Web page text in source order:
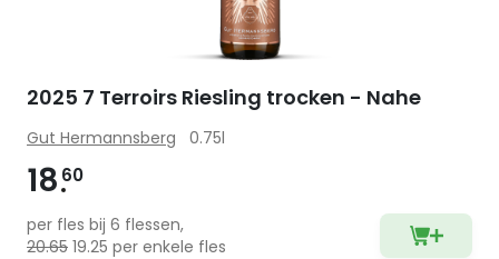
2025 7 Terroirs Riesling trocken - Nahe
Gut Hermannsberg 0.75l
18 60
per fles bij 6 flessen,
20.65 19.25 per enkele fles